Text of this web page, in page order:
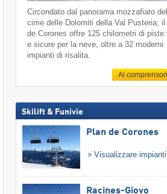
Circondato dal panorama mozzafiato
cime delle Dolomiti della Val Pusteria, il
de Corones offre 125 chilometri di piste
e sicure per la neve, oltre a 32 moderni
impianti di risalita.
Al
Skilift & Funivie
Plan de Corones
Visualizzare
Racines-Giovo